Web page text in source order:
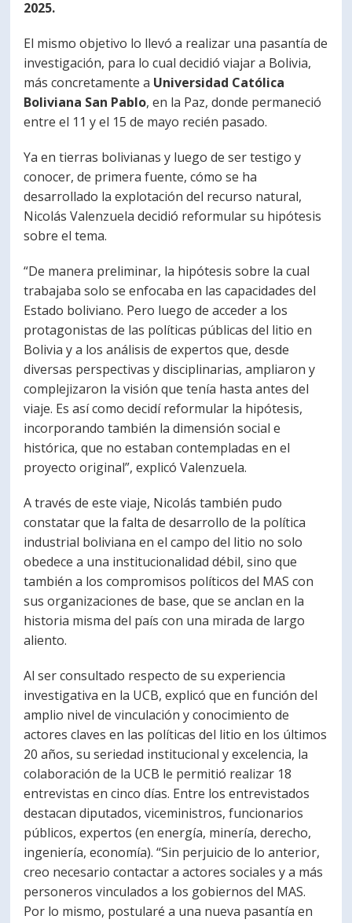
2025.
El mismo objetivo lo llevó a realizar una pasantía de
investigación, para lo cual decidió viajar a Bolivia,
más concretamente a Universidad Católica
Boliviana San Pablo, en la Paz, donde permaneció
entre el 11 y el 15 de mayo recién pasado.
Ya en tierras bolivianas y luego de ser testigo y
conocer, de primera fuente, cómo se ha
desarrollado la explotación del recurso natural,
Nicolás Valenzuela decidió reformular su hipótesis
sobre el tema.
“De manera preliminar, la hipótesis sobre la cual
trabajaba solo se enfocaba en las capacidades del
Estado boliviano. Pero luego de acceder a los
protagonistas de las políticas públicas del litio en
Bolivia y a los análisis de expertos que, desde
diversas perspectivas y disciplinarias, ampliaron y
complejizaron la visión que tenía hasta antes del
viaje. Es así como decidí reformular la hipótesis,
incorporando también la dimensión social e
histórica, que no estaban contempladas en el
proyecto original”, explicó Valenzuela.
A través de este viaje, Nicolás también pudo
constatar que la falta de desarrollo de la política
industrial boliviana en el campo del litio no solo
obedece a una institucionalidad débil, sino que
también a los compromisos políticos del MAS con
sus organizaciones de base, que se anclan en la
historia misma del país con una mirada de largo
aliento.
Al ser consultado respecto de su experiencia
investigativa en la UCB, explicó que en función del
amplio nivel de vinculación y conocimiento de
actores claves en las políticas del litio en los últimos
20 años, su seriedad institucional y excelencia, la
colaboración de la UCB le permitió realizar 18
entrevistas en cinco días. Entre los entrevistados
destacan diputados, viceministros, funcionarios
públicos, expertos (en energía, minería, derecho,
ingeniería, economía). “Sin perjuicio de lo anterior,
creo necesario contactar a actores sociales y a más
personeros vinculados a los gobiernos del MAS.
Por lo mismo, postularé a una nueva pasantía en